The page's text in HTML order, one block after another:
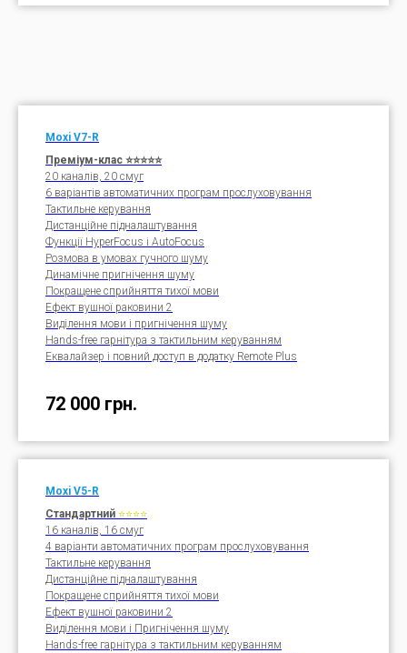
Moxi V7-R
Преміум-клас ⭐⭐⭐⭐⭐
20 каналів, 20 смуг
6 варіантів автоматичних програм прослуховування
Тактильне керування
Дистанційне підналаштування
Функції HyperFocus і AutoFocus
Розмова в умовах гучного шуму
Динамічне пригнічення шуму
Покращене сприйняття тихої мови
Ефект вушної раковини 2
Виділення мови і пригнічення шуму
Hands-free гарнітура з тактильним керуванням
Еквалайзер і повний доступ в додатку Remote Plus
72 000 грн.
Moxi V5- R
Стандартний ⭐⭐⭐⭐
16 каналів, 16 смуг
4 варіанти автоматичних програм прослуховування
Тактильне керування
Дистанційне підналаштування
Покращене сприйняття тихої мови
Ефект вушної раковини 2
Виділення мови і Пригнічення шуму
Hands-free гарнітура з тактильним керуванням